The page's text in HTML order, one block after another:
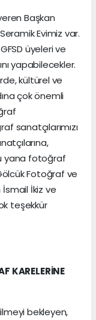
Başkan
Evimiz var.
üyeleri ve
yapabilecekler.
kültürel ve
çok önemli
sanatçılarımızı
yana fotoğraf
Fotoğraf ve
İsmail İkiz ve
teşekkür
KARELERİNE
bekleyen,